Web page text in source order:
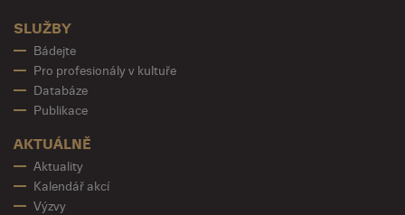
SLUŽBY
Bádejte
Pro profesionály v kultuře
Databáze
Publikace
AKTUÁLNĚ
Aktuality
Kalendář akcí
Výzvy